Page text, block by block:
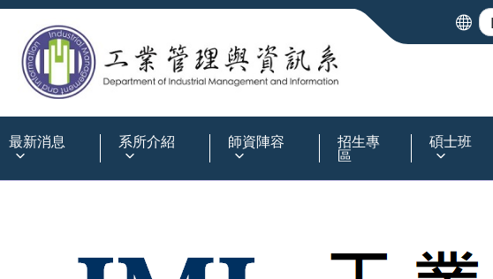
最新消息 系所介紹 師資陣容 招生專
區
碩士班